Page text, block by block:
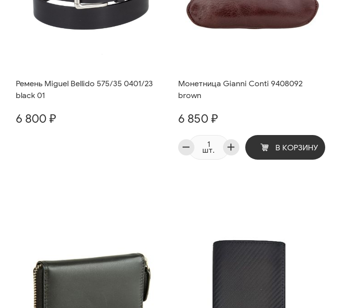
Ремень Miguel Bellido 575/35 0401/23
black 01
6 800 ₽
Монетница Gianni Conti 9408092
brown
6 850 ₽
шт. В КОРЗИНУ